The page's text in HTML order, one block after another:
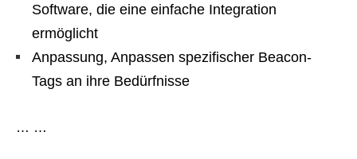
Software, die eine einfache Integration
ermöglicht
Anpassung, Anpassen spezifischer Beacon-
Tags an ihre Bedürfnisse
… …